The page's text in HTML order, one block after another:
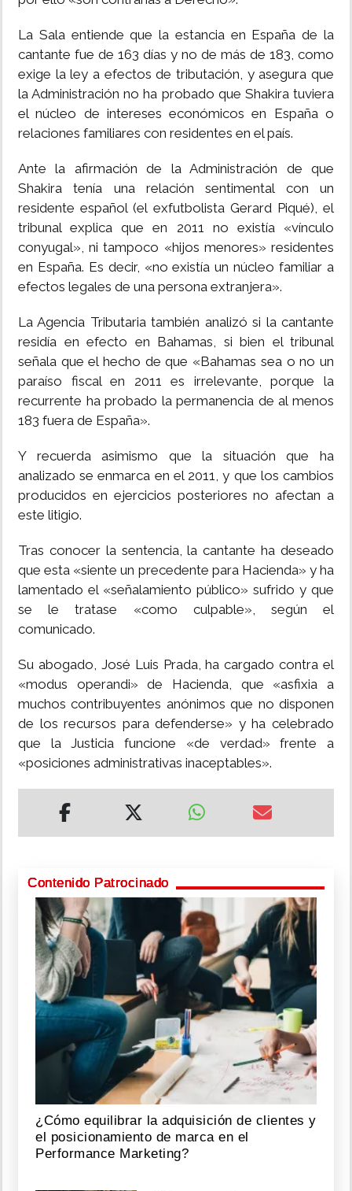
La Sala entiende que la estancia en España de la
cantante fue de 163 días y no de más de 183, como
exige la ley a efectos de tributación, y asegura que
la Administración no ha probado que Shakira tuviera
el núcleo de intereses económicos en España o
relaciones familiares con residentes en el país.
Ante la afirmación de la Administración de que
Shakira tenía una relación sentimental con un
residente español (el exfutbolista Gerard Piqué), el
tribunal explica que en 2011 no existía «vínculo
conyugal», ni tampoco «hijos menores» residentes
en España. Es decir, «no existía un núcleo familiar a
efectos legales de una persona extranjera».
La Agencia Tributaria también analizó si la cantante
residía en efecto en Bahamas, si bien el tribunal
señala que el hecho de que «Bahamas sea o no un
paraíso fiscal en 2011 es irrelevante, porque la
recurrente ha probado la permanencia de al menos
183 fuera de España».
Y recuerda asimismo que la situación que ha
analizado se enmarca en el 2011, y que los cambios
producidos en ejercicios posteriores no afectan a
este litigio.
Tras conocer la sentencia, la cantante ha deseado
que esta «siente un precedente para Hacienda» y ha
lamentado el «señalamiento público» sufrido y que
se le tratase «como culpable», según el
comunicado.
Su abogado, José Luis Prada, ha cargado contra el
«modus operandi» de Hacienda, que «asfixia a
muchos contribuyentes anónimos que no disponen
de los recursos para defenderse» y ha celebrado
que la Justicia funcione «de verdad» frente a
«posiciones administrativas inaceptables».
Contenido Patrocinado
¿Cómo equilibrar la adquisición de clientes y
el posicionamiento de marca en el
Performance Marketing?